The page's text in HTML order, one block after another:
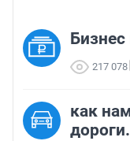
Бизнес
217 078
как